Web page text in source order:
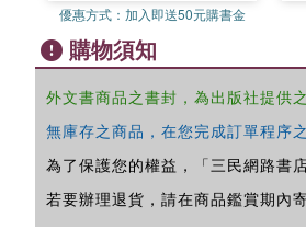
優惠方式： 加入即送50元購書金
購物須知
外文書商品之書封，為出版社提供
無庫存之商品，在您完成訂單程序
為了保護您的權益，「三民網路書店
若要辦理退貨，請在商品鑑賞期內